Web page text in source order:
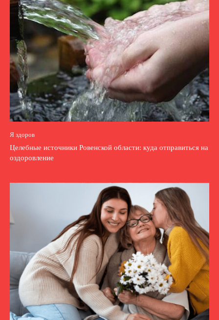
Я здоров
Целебные источники Ровенской области: куда отправиться на
оздоровление